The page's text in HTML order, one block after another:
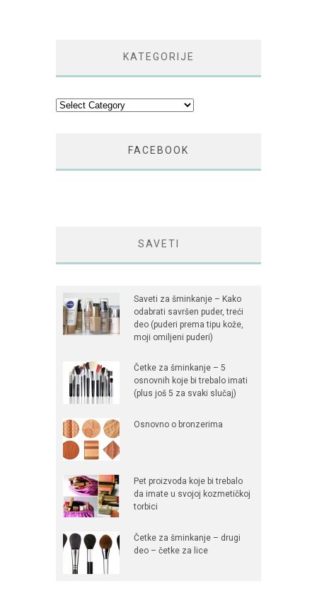
KATEGORIJE
Kategorije
FACEBOOK
SAVETI
Saveti za šminkanje – Kako
odabrati savršen puder, treći
deo (puderi prema tipu kože,
moji omiljeni puderi)
Četke za šminkanje – 5
osnovnih koje bi trebalo imati
(plus još 5 za svaki slučaj)
Osnovno o bronzerima
Pet proizvoda koje bi trebalo
da imate u svojoj kozmetičkoj
torbici
Četke za šminkanje – drugi
deo – četke za lice